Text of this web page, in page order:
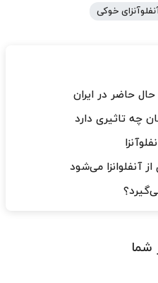
خوکی
حاضر در ایران
چه تاثیری دارد
آنفلوانزا می‌شود
شما